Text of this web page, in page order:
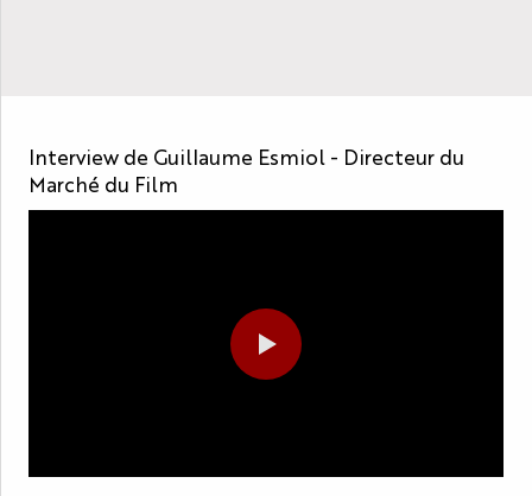
Interview de Guillaume Esmiol - Directeur du
Marché du Film